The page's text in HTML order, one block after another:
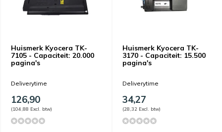
Huismerk Kyocera TK-
7105 - Capaciteit: 20.000
pagina's
Deliverytime
126,90
(104,88 Excl. btw)
Huismerk Kyocera TK-
3170 - Capaciteit: 15.500
pagina's
Deliverytime
34,27
(28,32 Excl. btw)